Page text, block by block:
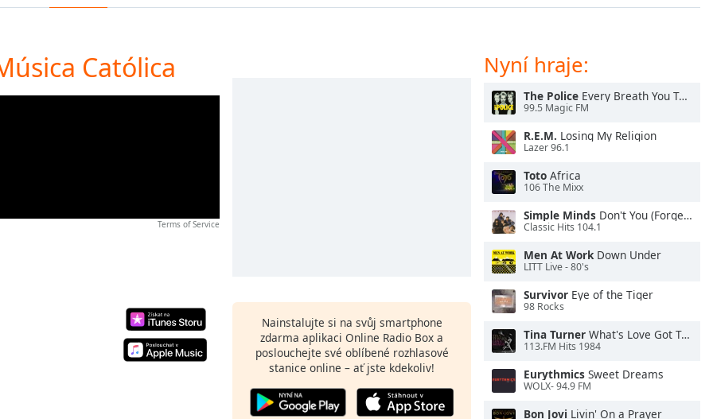
Católica
Terms of Service
Nainstalujte si na svůj smartphone
zdarma aplikaci Online Radio Box a
poslouchejte své oblíbené rozhlasové
stanice online – ať jste kdekoliv!
Nyní hraje:
The Police Every Breath You Take
99.5 Magic FM
R.E.M. Losing My Religion
Lazer 96.1
Toto Africa
106 The Mixx
Simple Minds Don't You (Forget About Me)
Classic Hits 104.1
Men At WorkDown Under
LITT Live - 80's
Survivor Eye of the Tiger
98 Rocks
Tina Turner What's Love Got To Do With It
113.FM Hits 1984
Eurythmics Sweet Dreams
WOLX- 94.9 FM
Bon Jovi Livin' On a Prayer